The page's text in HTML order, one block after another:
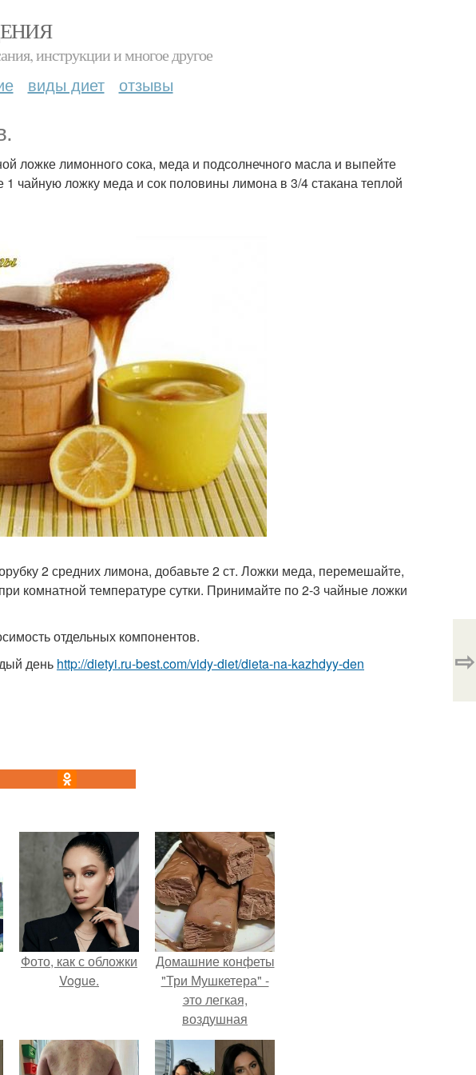
инструкции и многое другое
виды диет отзывы
ложке лимонного сока, меда и подсолнечного масла и выпейте
чайную ложку меда и сок половины лимона в 3/4 стакана теплой
2 средних лимона, добавьте 2 ст. Ложки меда, перемешайте,
комнатной температуре сутки. Принимайте по 2-3 чайные ложки
отдельных компонентов.
день http://dietyi.ru-best.com/vidy-diet/dieta-na-kazhdyy-den ⇨
Фото, как с обложки
Vogue.
Домашние конфеты
"Три Мушкетера" -
это легкая,
воздушная
шоколадная нуга,
покрытая